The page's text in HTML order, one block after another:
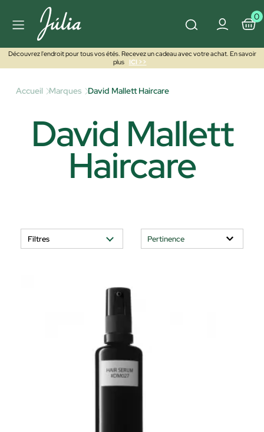
0
Découvrez l'endroit pour tous vos étés. Recevez un cadeau avec votre achat. En savoir
plus
ICI >>
Accueil Marques David Mallett Haircare
David Mallett
Haircare
Filtres